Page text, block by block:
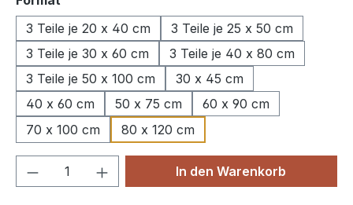
3 Teile je 20 x 40 cm
3 Teile je 25 x 50 cm
3 Teile je 30 x 60 cm
3 Teile je 40 x 80 cm
3 Teile je 50 x 100 cm
30 x 45 cm
40 x 60 cm
50 x 75 cm
60 x 90 cm
70 x 100 cm
80 x 120 cm
Produkt Anzahl: Gib denIn den Warenkorb